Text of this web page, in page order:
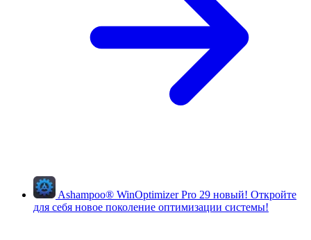
Ashampoo® WinOptimizer Pro 29 новый! Откройте
для себя новое поколение оптимизации системы!